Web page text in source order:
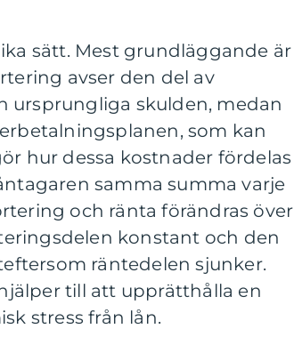
sätt. Mest grundläggande är
avser den del av
ursprungliga skulden, medan
som kan
hur dessa kostnader fördelas
samma summa varje
och ränta förändras över
konstant och den
räntedelen sjunker.
till att upprätthålla en
stress från lån.